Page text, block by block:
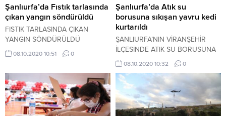
Spor Merkezinde çocukların rahat
bir şekilde spor yapmalarını
sağlamak, sosyal hayata
katılımını...
Şanlıurfa’da Fıstık tarlasında
çıkan yangın söndürüldü
FISTIK TARLASINDA ÇIKAN
YANGIN SÖNDÜRÜLDÜ
08.10.2020 10:51 0
Şanlıurfa’da Atık su
borusuna sıkışan yavru kedi
kurtarıldı
ŞANLIURFA’NIN VİRANŞEHİR
İLÇESİNDE ATIK SU BORUSUNA
SIKIŞAN YAVRU KEDİ, İTFAİYE
EKİPLERİNCE KURTARILDI.
08.10.2020 10:32 0